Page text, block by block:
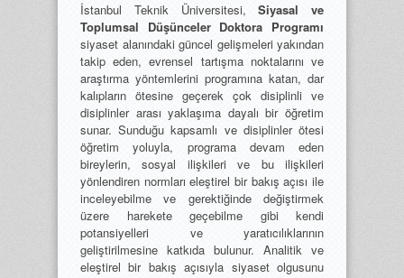
İstanbul Teknik Üniversitesi,Siyasal ve
Toplumsal Düşünceler Doktora Programı
siyaset alanındaki güncel gelişmeleri yakından
takip eden, evrensel tartışma noktalarını ve
araştırma yöntemlerini programına katan, dar
kalıpların ötesine geçerek çok disiplinli ve
disiplinler arası yaklaşıma dayalı bir öğretim
sunar. Sunduğu kapsamlı ve disiplinler ötesi
öğretim yoluyla, programa devam eden
bireylerin, sosyal ilişkileri ve bu ilişkileri
yönlendiren normları eleştirel bir bakış açısı ile
inceleyebilme ve gerektiğinde değiştirmek
üzere harekete geçebilme gibi kendi
potansiyelleri ve yaratıcılıklarının
geliştirilmesine katkıda bulunur. Analitik ve
eleştirel bir bakış açısıyla siyaset olgusunu